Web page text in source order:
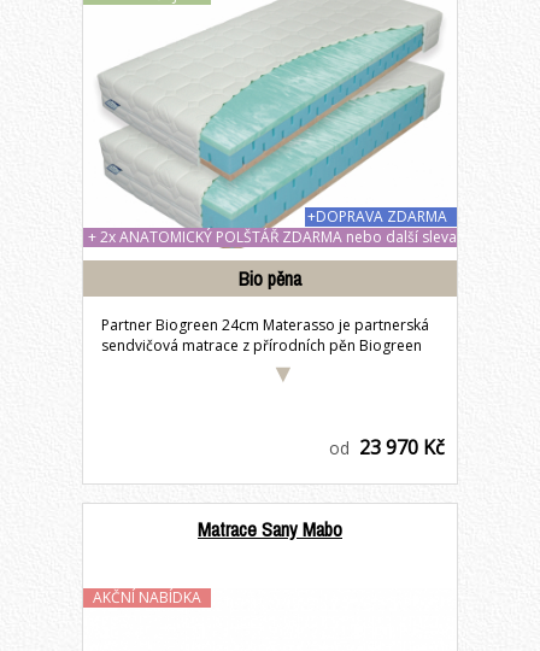
+ 2x ANATOMICKÝ POLŠTÁŘ ZDARMA nebo další sleva
1400 Kč
+DOPRAVA ZDARMA
Bio pěna
Partner Biogreen 24cm Materasso je partnerská
sendvičová matrace z přírodních pěn Biogreen
od 23 970 Kč
Matrace Sany Mabo
AKČNÍ NABÍDKA